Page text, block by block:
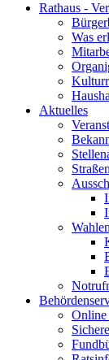
Rathaus -
Was
Aktuelles
Online